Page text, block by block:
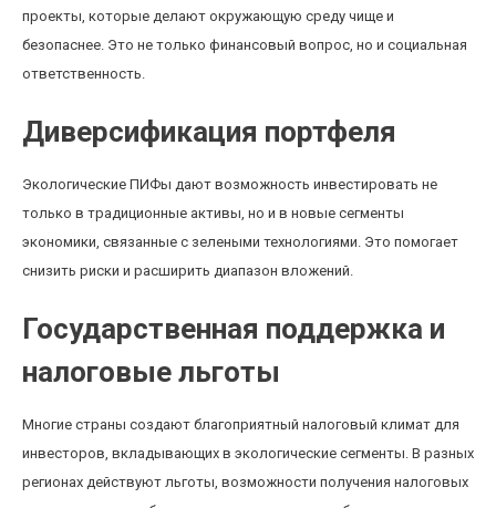
проекты, которые делают окружающую среду чище и
безопаснее. Это не только финансовый вопрос, но и социальная
ответственность.
Диверсификация портфеля
Экологические ПИФы дают возможность инвестировать не
только в традиционные активы, но и в новые сегменты
экономики, связанные с зелеными технологиями. Это помогает
снизить риски и расширить диапазон вложений.
Государственная поддержка и
налоговые льготы
Многие страны создают благоприятный налоговый климат для
инвесторов, вкладывающих в экологические сегменты. В разных
регионах действуют льготы, возможности получения налоговых